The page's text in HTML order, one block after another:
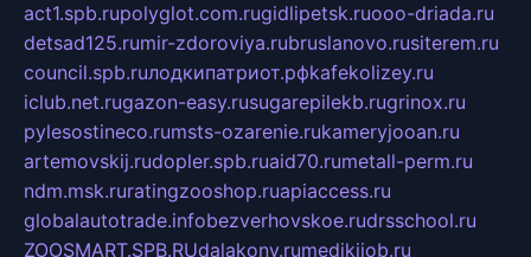
act1.spb.rupolyglot.com.rugidlipetsk.ruooo-driada.ru
detsad125.rumir-zdoroviya.rubruslanovo.rusiterem.ru
council.spb.ruлодкипатриот.рфkafekolizey.ru
iclub.net.rugazon-easy.rusugarepilekb.rugrinox.ru
pylesostineco.rumsts-ozarenie.rukameryjooan.ru
artemovskij.rudopler.spb.ruaid70.rumetall-perm.ru
ndm.msk.ruratingzooshop.ruapiaccess.ru
globalautotrade.infobezverhovskoe.rudrsschool.ru
ZOOSMART.SPB.RUdalakony.rumedikijob.ru